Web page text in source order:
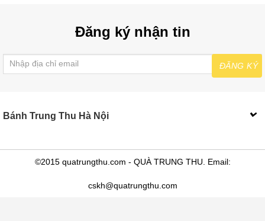
Đăng ký nhận tin
ĐĂNG KÝ
Bánh Trung Thu Hà Nội
©2015 quatrungthu.com - QUÀ TRUNG THU. Email:
cskh@quatrungthu.com